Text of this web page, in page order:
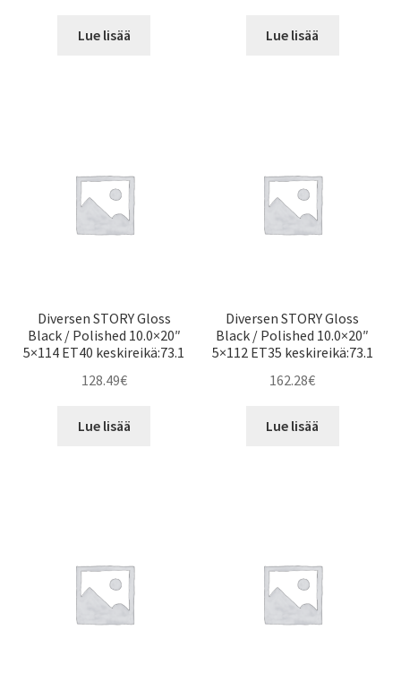
Lue lisää Lue lisää
Diversen STORY Gloss
Black / Polished 10.0×20″
5×114 ET40 keskireikä:73.1
128.49€
Lue lisää
Diversen STORY Gloss
Black / Polished 10.0×20″
5×112 ET35 keskireikä:73.1
162.28€
Lue lisää